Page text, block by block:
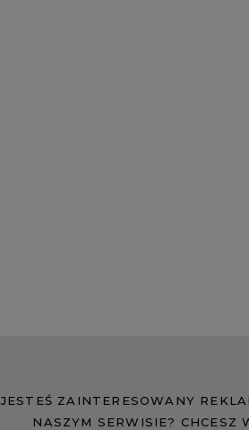
JESTEŚ ZAINTERESOWANY
NASZYM SERWISIE? CHCESZ